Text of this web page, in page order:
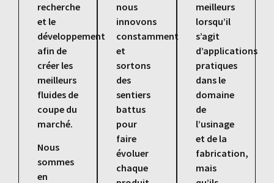
recherche
et le
développement
afin de
créer les
meilleurs
fluides de
coupe du
marché.
Nous
sommes
en
nous
innovons
constamment
et
sortons
des
sentiers
battus
pour
faire
évoluer
chaque
meilleurs
lorsqu’il
s’agit
d’applications
pratiques
dans le
domaine
de
l’usinage
et de la
fabrication,
mais